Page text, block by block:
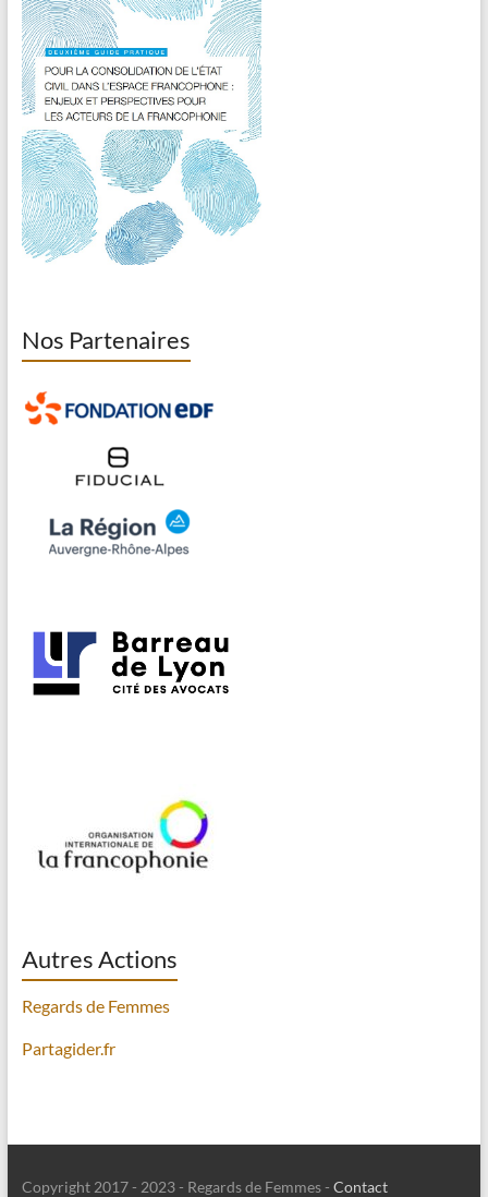
Nos Partenaires
Autres Actions
Regards de Femmes
Partagider.fr
Copyright 2017 - 2023 - Regards de Femmes - Contact